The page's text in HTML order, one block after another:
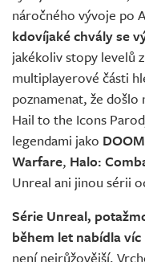
náročného vývoje po
kdovíjaké chvály se
jakékoliv stopy levelů
multiplayerové části
poznamenat, že
Hail to the Icons
legendami jako
Warfare, Halo:
Unreal ani jinou sérii
Série Unreal,
během let nabídla
není nejrůžovější.